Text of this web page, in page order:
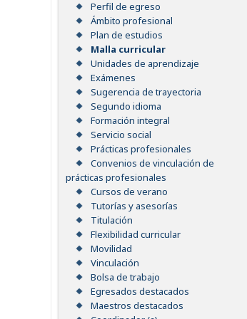
Perfil de egreso
Ámbito profesional
Plan de estudios
Malla curricular
Unidades de aprendizaje
Exámenes
Sugerencia de trayectoria
Segundo idioma
Formación integral
Servicio social
Prácticas profesionales
Convenios de vinculación de
prácticas profesionales
Cursos de verano
Tutorías y asesorías
Titulación
Flexibilidad curricular
Movilidad
Vinculación
Bolsa de trabajo
Egresados destacados
Maestros destacados